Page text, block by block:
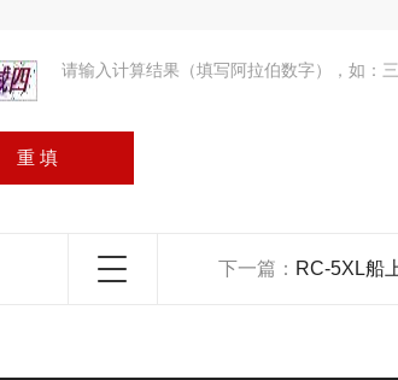
请输入计算结果（填写阿拉伯数字），如：
下一篇： RC-5XL船